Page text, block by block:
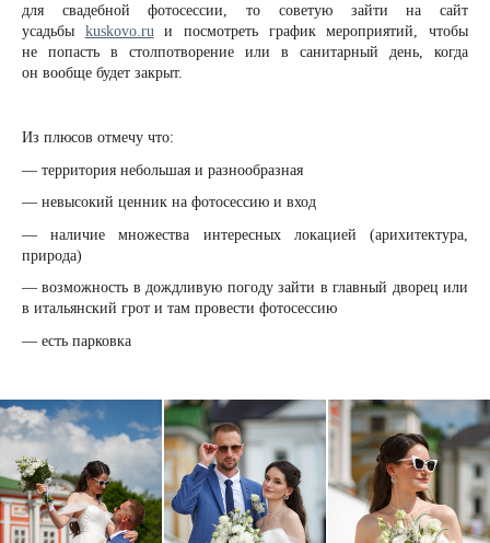
для свадебной фотосессии, то советую зайти на сайт
усадьбы kuskovo.ruи посмотреть график мероприятий, чтобы
не попасть в столпотворение или в санитарный день, когда
он вообще будет закрыт.
Из плюсов отмечу что:
— территория небольшая и разнообразная
— невысокий ценник на фотосессию и вход
— наличие множества интересных локацией (арихитектура,
природа)
— возможность в дождливую погоду зайти в главный дворец или
в итальянский грот и там провести фотосессию
— есть парковка